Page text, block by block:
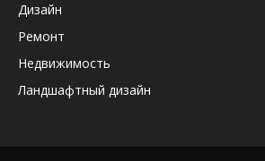
Дизайн
Ремонт
Недвижимость
Ландшафтный дизайн